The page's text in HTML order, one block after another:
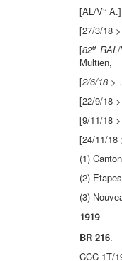
[AL/V° A.]
[27/3/18
[82e RAL
Multien,
[2/6/18 >
[22/9/18
[9/11/18
[24/11/18
(1)
(2)
(3)
1919
BR 216.
CCC 1T/